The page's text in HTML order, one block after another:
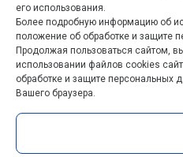
8 (846)
его использования.
Более подробную информацию об
положение об обработке и защите
Продолжая пользоваться сайтом,
использовании файлов cookies
обработке и защите персональных
Вашего браузера.